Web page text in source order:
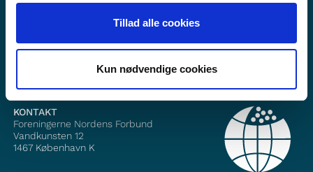
Tillad alle cookies
Kun nødvendige cookies
Følg oss på Instagram
KONTAKT
Foreningerne Nordens Forbund
Vandkunsten 12
1467 København K